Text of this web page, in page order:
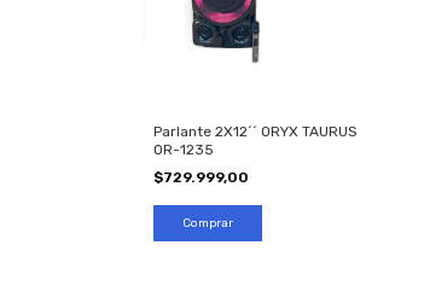
Parlante 2X12´´ ORYX TAURUS
OR-1235
$729.999,00